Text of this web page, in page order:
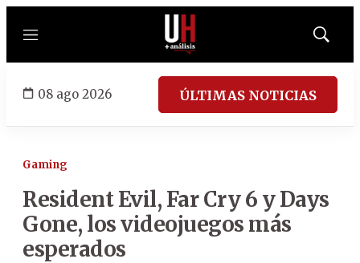
Menú
Mostrar
08 ago 2026 ÚLTIMAS NOTICIAS
Gaming
Resident Evil, Far Cry 6 y Days
Gone, los videojuegos más
esperados